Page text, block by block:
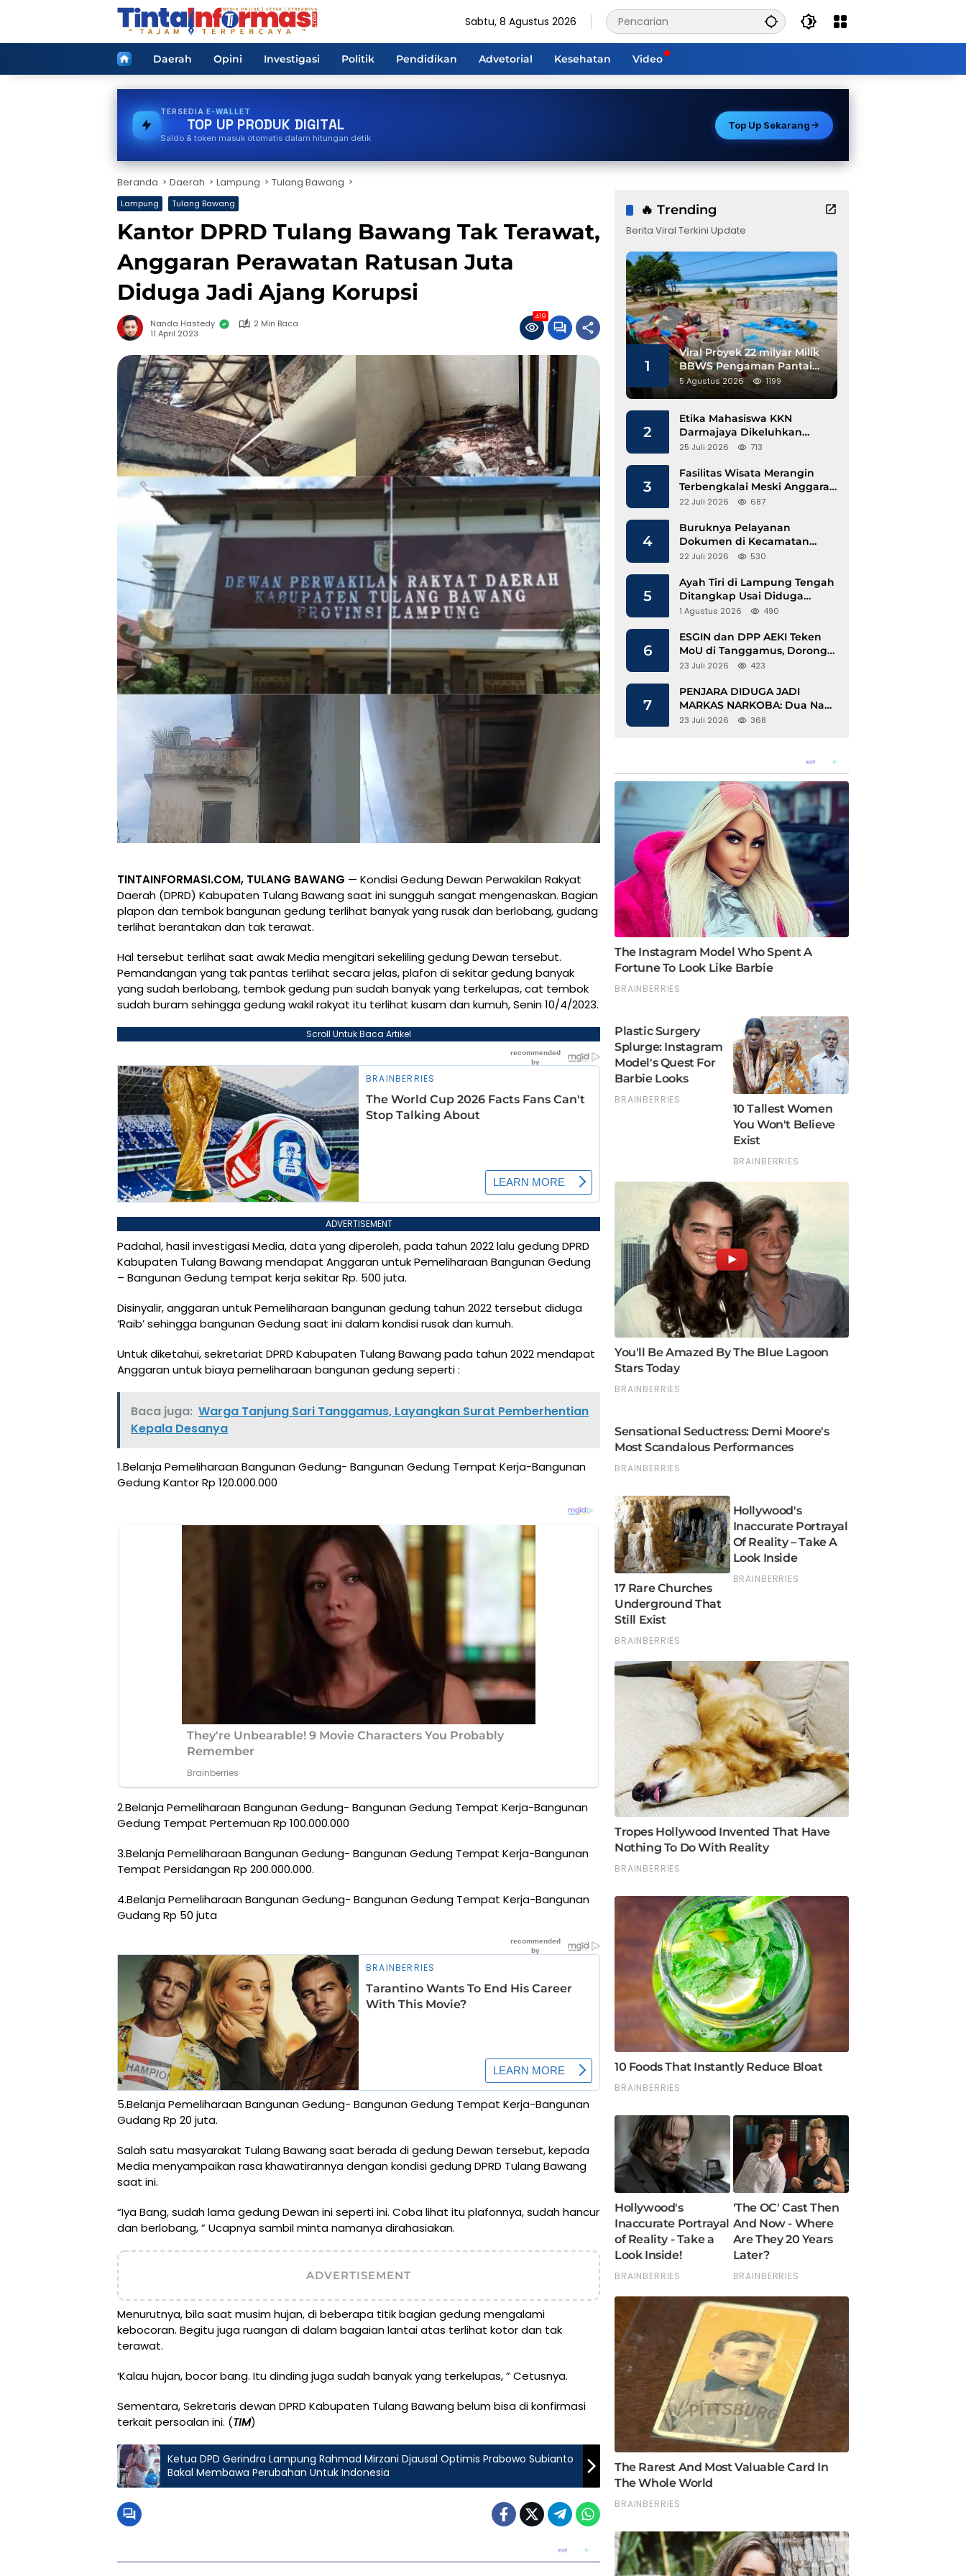
Sabtu, 8 Agustus 2026
HomeDaerah Opini Investigasi Politik Pendidikan Advetorial Kesehatan Video
TERSEDIA TOKEN PLN
TOP UP PRODUK DIGITAL
Saldo & token masuk otomatis dalam hitungan detik
Top Up Sekarang
Beranda Daerah Lampung Tulang Bawang
Lampung Tulang Bawang
Kantor DPRD Tulang Bawang Tak Terawat,
Anggaran Perawatan Ratusan Juta
Diduga Jadi Ajang Korupsi
Nanda Hastedy
2 Min Baca
11 April 2023
419
TINTAINFORMASI.COM, TULANG BAWANG — Kondisi Gedung Dewan Perwakilan Rakyat
Daerah (DPRD) Kabupaten Tulang Bawang saat ini sungguh sangat mengenaskan. Bagian
plapon dan tembok bangunan gedung terlihat banyak yang rusak dan berlobang, gudang
terlihat berantakan dan tak terawat.
Hal tersebut terlihat saat awak Media mengitari sekeliling gedung Dewan tersebut.
Pemandangan yang tak pantas terlihat secara jelas, plafon di sekitar gedung banyak
yang sudah berlobang, tembok gedung pun sudah banyak yang terkelupas, cat tembok
sudah buram sehingga gedung wakil rakyat itu terlihat kusam dan kumuh, Senin 10/4/2023.
Scroll Untuk Baca Artikel
ADVERTISEMENT
Padahal, hasil investigasi Media, data yang diperoleh, pada tahun 2022 lalu gedung DPRD
Kabupaten Tulang Bawang mendapat Anggaran untuk Pemeliharaan Bangunan Gedung
– Bangunan Gedung tempat kerja sekitar Rp. 500 juta.
Disinyalir, anggaran untuk Pemeliharaan bangunan gedung tahun 2022 tersebut diduga
‘Raib’ sehingga bangunan Gedung saat ini dalam kondisi rusak dan kumuh.
Untuk diketahui, sekretariat DPRD Kabupaten Tulang Bawang pada tahun 2022 mendapat
Anggaran untuk biaya pemeliharaan bangunan gedung seperti :
Baca juga: Warga Tanjung Sari Tanggamus, Layangkan Surat Pemberhentian
Kepala Desanya
1.Belanja Pemeliharaan Bangunan Gedung- Bangunan Gedung Tempat Kerja-Bangunan
Gedung Kantor Rp 120.000.000
2.Belanja Pemeliharaan Bangunan Gedung- Bangunan Gedung Tempat Kerja-Bangunan
Gedung Tempat Pertemuan Rp 100.000.000
3.Belanja Pemeliharaan Bangunan Gedung- Bangunan Gedung Tempat Kerja-Bangunan
Tempat Persidangan Rp 200.000.000.
4.Belanja Pemeliharaan Bangunan Gedung- Bangunan Gedung Tempat Kerja-Bangunan
Gudang Rp 50 juta
5.Belanja Pemeliharaan Bangunan Gedung- Bangunan Gedung Tempat Kerja-Bangunan
Gudang Rp 20 juta.
Salah satu masyarakat Tulang Bawang saat berada di gedung Dewan tersebut, kepada
Media menyampaikan rasa khawatirannya dengan kondisi gedung DPRD Tulang Bawang
saat ini.
“Iya Bang, sudah lama gedung Dewan ini seperti ini. Coba lihat itu plafonnya, sudah hancur
dan berlobang, ” Ucapnya sambil minta namanya dirahasiakan.
ADVERTISEMENT
Menurutnya, bila saat musim hujan, di beberapa titik bagian gedung mengalami
kebocoran. Begitu juga ruangan di dalam bagaian lantai atas terlihat kotor dan tak
terawat.
‘Kalau hujan, bocor bang. Itu dinding juga sudah banyak yang terkelupas, ” Cetusnya.
Sementara, Sekretaris dewan DPRD Kabupaten Tulang Bawang belum bisa di konfirmasi
terkait persoalan ini. (TIM)
Ketua DPD Gerindra Lampung Rahmad Mirzani Djausal Optimis Prabowo Subianto
Bakal Membawa Perubahan Untuk Indonesia
🔥 Trending
Berita Viral Terkini Update
1
Viral Proyek 22 milyar Milik
BBWS Pengaman Pantai
Pesisir Barat Diduga
Gunakan Besi Banci
5 Agustus 2026 1199
2
Etika Mahasiswa KKN
Darmajaya Dikeluhkan
Kepala Pekon Sinar Jawa
25 Juli 2026 713
3
Fasilitas Wisata Merangin
Terbengkalai Meski Anggaran
Perawatan Terus Mengalir
22 Juli 2026 687
4
Buruknya Pelayanan
Dokumen di Kecamatan
Pangkalan Susu, Kinerja
22 Juli 2026 530
5
Ayah Tiri di Lampung Tengah
Ditangkap Usai Diduga
Hamili Anak di Bawah Umur
1 Agustus 2026 490
6
ESGIN dan DPP AEKI Teken
MoU di Tanggamus, Dorong
Ekonomi Hijau Berbasis Kopi
23 Juli 2026 423
7
PENJARA DIDUGA JADI
MARKAS NARKOBA: Dua Napi
Rajabasa Bebas Gunakan HP,
23 Juli 2026 368